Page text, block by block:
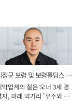
정균 보령 및 보령홀딩스 대
사 사장
약업계의 젊은 오너 3세 경
자, 미래 먹거리 '우주와 헬